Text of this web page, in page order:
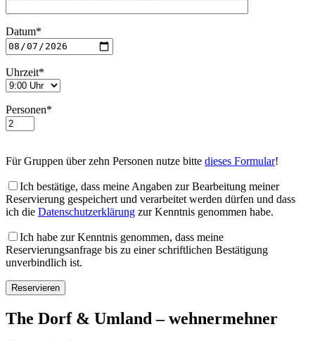
Datum*
Uhrzeit*
Personen*
Für Gruppen über zehn Personen nutze bitte dieses Formular!
Ich bestätige, dass meine Angaben zur Bearbeitung meiner
Reservierung gespeichert und verarbeitet werden dürfen und dass
ich die Datenschutzerklärung zur Kenntnis genommen habe.
Ich habe zur Kenntnis genommen, dass meine
Reservierungsanfrage bis zu einer schriftlichen Bestätigung
unverbindlich ist.
The Dorf & Umland – wehnermehner